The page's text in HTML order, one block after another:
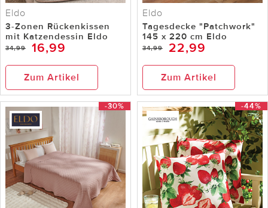
Eldo
3-Zonen Rückenkissen
mit Katzendessin Eldo
34,99 16,99
Zum Artikel
Eldo
Tagesdecke "Patchwork"
145 x 220 cm Eldo
34,99 22,99
Zum Artikel
-30% -44%